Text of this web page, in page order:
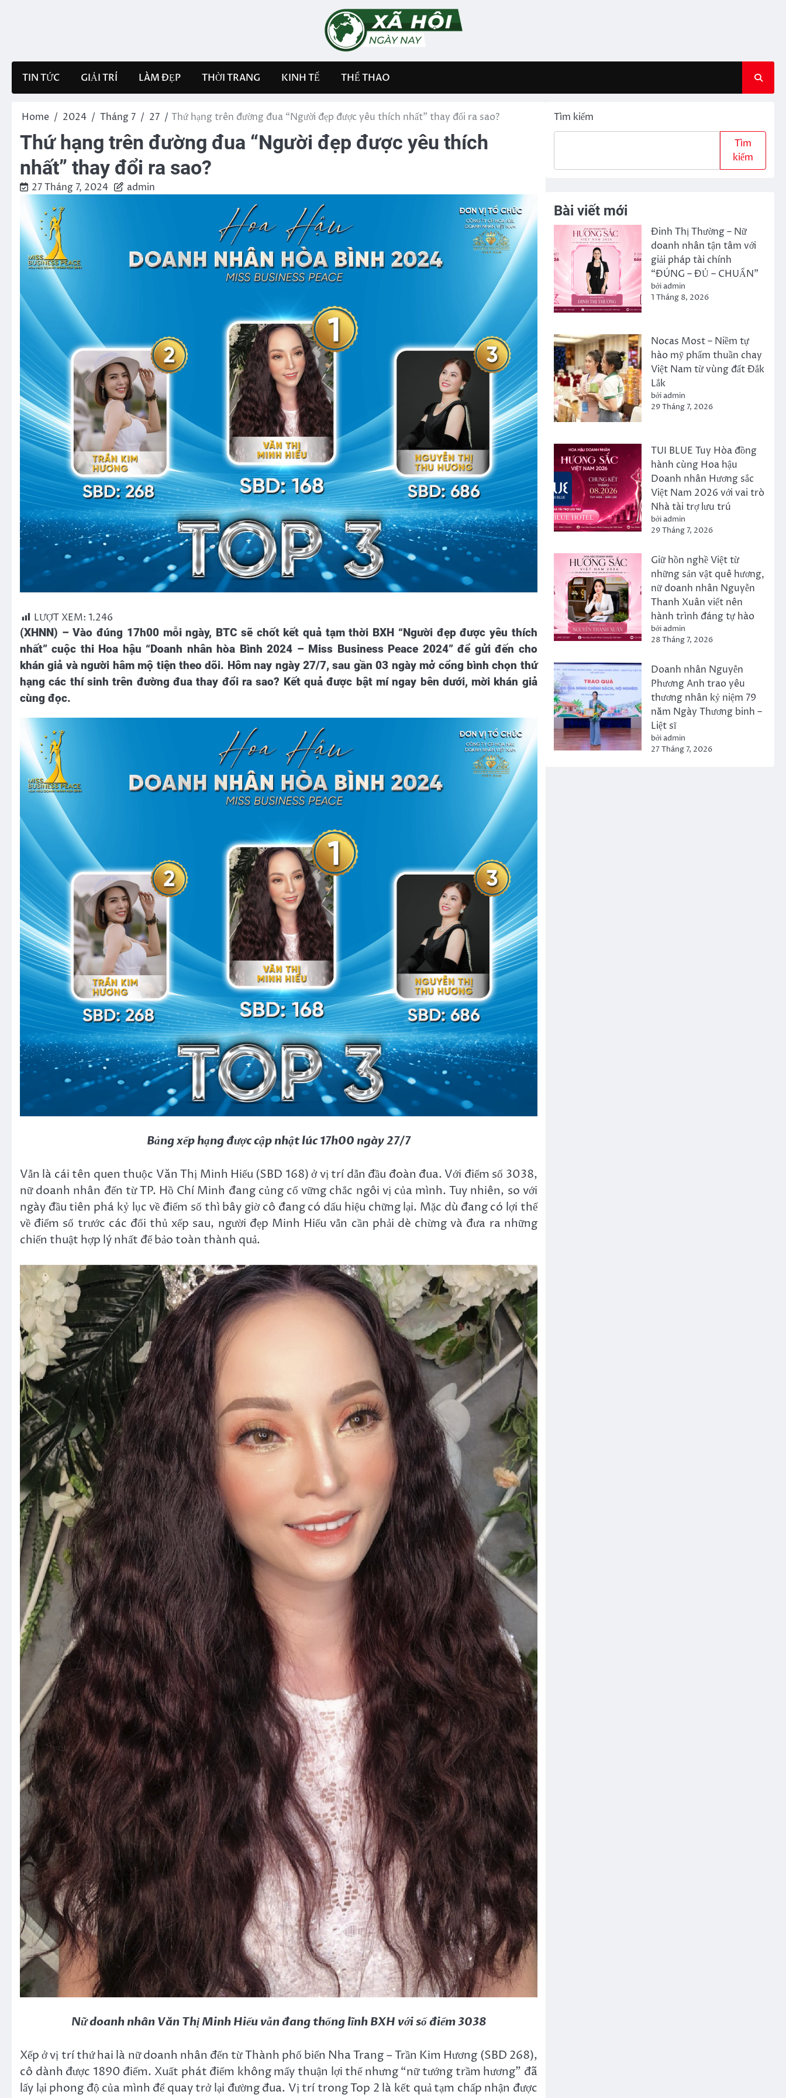
TIN TỨC GIẢI TRÍ LÀM ĐẸP THỜI TRANG KINH TẾ THỂ THAO
Home 2024 Tháng 7 27 Thứ hạng trên đường đua “Người đẹp được yêu thích nhất” thay đổi ra sao?
Thứ hạng trên đường đua “Người đẹp được yêu thích
nhất” thay đổi ra sao?
27 Tháng 7, 2024 admin
LƯỢT XEM: 1.246
(XHNN) – Vào đúng 17h00 mỗi ngày, BTC sẽ chốt kết quả tạm thời BXH “Người đẹp được yêu thích
nhất” cuộc thi Hoa hậu “Doanh nhân hòa Bình 2024 – Miss Business Peace 2024” để gửi đến cho
khán giả và người hâm mộ tiện theo dõi. Hôm nay ngày 27/7, sau gần 03 ngày mở cổng bình chọn thứ
hạng các thí sinh trên đường đua thay đổi ra sao? Kết quả được bật mí ngay bên dưới, mời khán giả
cùng đọc.
Bảng xếp hạng được cập nhật lúc 17h00 ngày 27/7
Vẫn là cái tên quen thuộc Văn Thị Minh Hiếu (SBD 168) ở vị trí dẫn đầu đoàn đua. Với điểm số 3038,
nữ doanh nhân đến từ TP. Hồ Chí Minh đang củng cố vững chắc ngôi vị của mình. Tuy nhiên, so với
ngày đầu tiên phá kỷ lục về điểm số thì bây giờ cô đang có dấu hiệu chững lại. Mặc dù đang có lợi thế
về điểm số trước các đối thủ xếp sau, người đẹp Minh Hiếu vẫn cần phải dè chừng và đưa ra những
chiến thuật hợp lý nhất để bảo toàn thành quả.
Nữ doanh nhân Văn Thị Minh Hiếu vẫn đang thống lĩnh BXH với số điểm 3038
Xếp ở vị trí thứ hai là nữ doanh nhân đến từ Thành phố biển Nha Trang – Trần Kim Hương (SBD 268),
cô dành được 1890 điểm. Xuất phát điểm không mấy thuận lợi thế nhưng “nữ tướng trầm hương” đã
lấy lại phong độ của mình để quay trở lại đường đua. Vị trí trong Top 2 là kết quả tạm chấp nhận được
Tìm kiếm
Tìm
kiếm
Bài viết mới
Đinh Thị Thường – Nữ
doanh nhân tận tâm với
giải pháp tài chính
“ĐÚNG – ĐỦ – CHUẨN”
bởi admin
1 Tháng 8, 2026
Nocas Most – Niềm tự
hào mỹ phẩm thuần chay
Việt Nam từ vùng đất Đắk
Lắk
bởi admin
29 Tháng 7, 2026
TUI BLUE Tuy Hòa đồng
hành cùng Hoa hậu
Doanh nhân Hương sắc
Việt Nam 2026 với vai trò
Nhà tài trợ lưu trú
bởi admin
29 Tháng 7, 2026
Giữ hồn nghề Việt từ
những sản vật quê hương,
nữ doanh nhân Nguyễn
Thanh Xuân viết nên
hành trình đáng tự hào
bởi admin
28 Tháng 7, 2026
Doanh nhân Nguyễn
Phương Anh trao yêu
thương nhân kỷ niệm 79
năm Ngày Thương binh –
Liệt sĩ
bởi admin
27 Tháng 7, 2026